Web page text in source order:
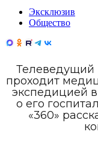
Эксклюзив
Общество
проходит
экспедицией
о его
«360»